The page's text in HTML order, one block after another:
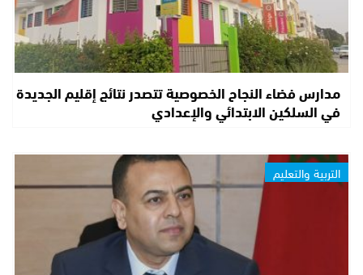
مدارس فضاء النجاح الخصوصية تتصدر نتائج إقليم الجديدة
في السلكين الابتدائي والإعدادي
التربية والتعليم